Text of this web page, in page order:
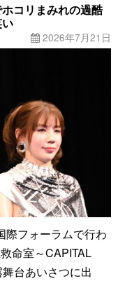
コリまみれの過酷
2026年7月21日
際フォーラムで行わ
命室～CAPITAL
台あいさつに出